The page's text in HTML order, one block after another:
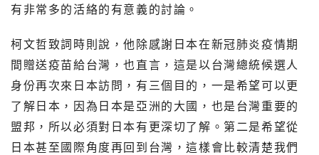
有非常多的活絡的有意義的討論。
柯文哲致詞時則說，他除感謝日本在新冠肺炎疫情期
間贈送疫苗給台灣，也直言，這是以台灣總統候選人
身份再次來日本訪問，有三個目的，一是希望可以更
了解日本，因為日本是亞洲的大國，也是台灣重要的
盟邦，所以必須對日本有更深切了解。第二是希望從
日本甚至國際角度再回到台灣，這樣會比較清楚我們